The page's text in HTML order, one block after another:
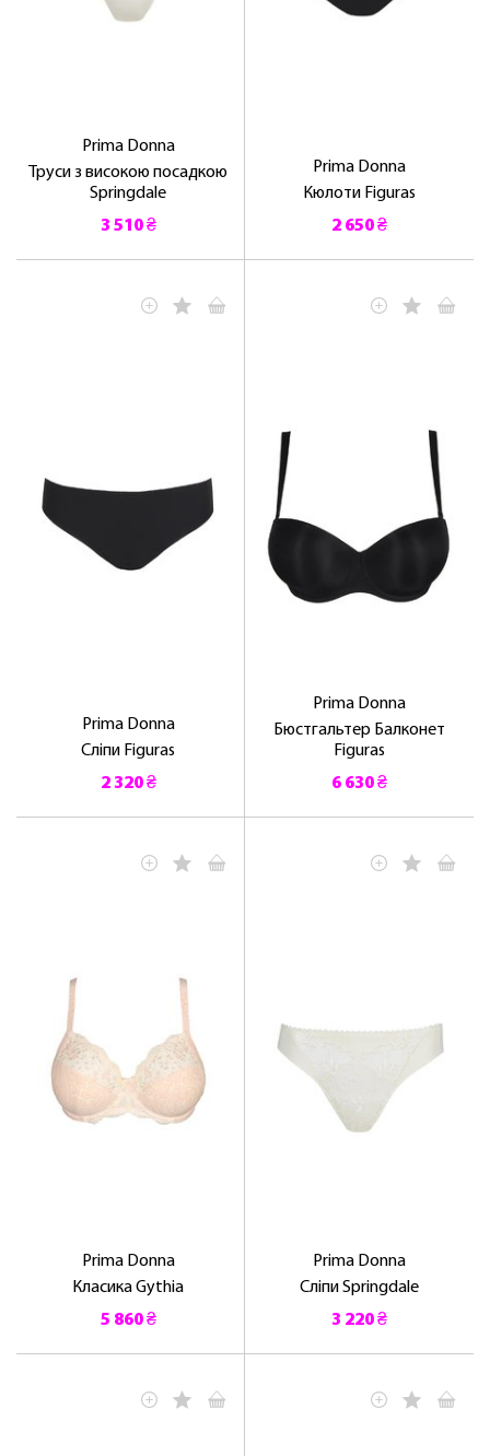
Prima Donna
Труси з високою посадкою
Springdale
3 510 ₴
Prima Donna
Кюлоти Figuras
2 650 ₴
Prima Donna
Сліпи Figuras
2 320 ₴
Prima Donna
Бюстгальтер Балконет
Figuras
6 630 ₴
Prima Donna
Класика Gythia
5 860 ₴
Prima Donna
Сліпи Springdale
3 220 ₴